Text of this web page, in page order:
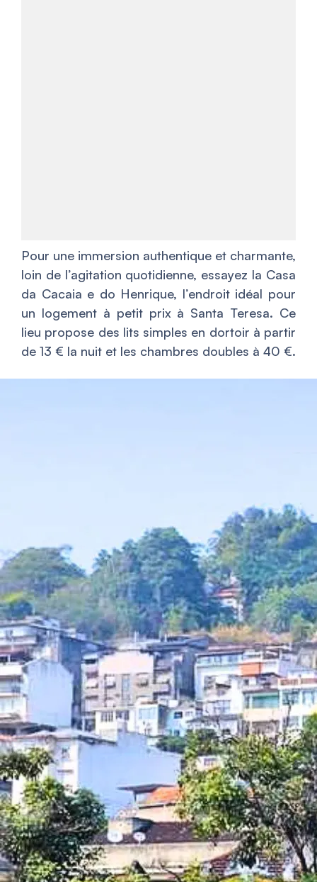
Pour une immersion authentique et charmante,
loin de l’agitation quotidienne, essayez la Casa
da Cacaia e do Henrique, l’endroit idéal pour
un logement à petit prix à Santa Teresa. Ce
lieu propose des lits simples en dortoir à partir
de 13 € la nuit et les chambres doubles à 40 €.